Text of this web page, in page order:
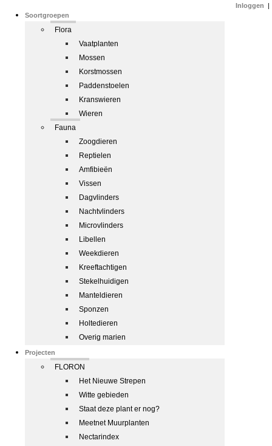
Soortgroepen
Flora
Vaatplanten
Mossen
Korstmossen
Paddenstoelen
Kranswieren
Wieren
Fauna
Zoogdieren
Reptielen
Amfibieën
Vissen
Dagvlinders
Nachtvlinders
Microvlinders
Libellen
Weekdieren
Kreeftachtigen
Stekelhuidigen
Manteldieren
Sponzen
Holtedieren
Overig marien
Projecten
FLORON
Het Nieuwe Strepen
Witte gebieden
Staat deze plant er nog?
Meetnet Muurplanten
Nectarindex
Inloggen |